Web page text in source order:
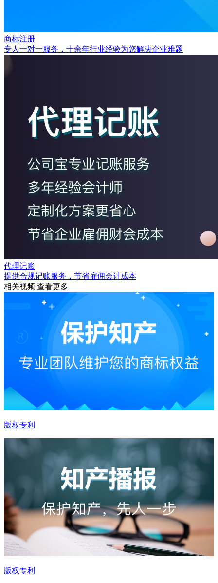
商标注册
专人一对一服务，十余年行业经验为您解决企业难题
代理记账
提供合规记账服务，节省雇佣会计成本
相关视频 查看更多
版权专利
版权专利